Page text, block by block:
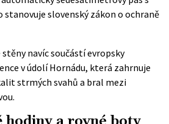
slovenský zákon o ochraně
stěny navíc součástí evropsky
v údolí Hornádu, která zahrnuje
strmých svahů a bral mezi